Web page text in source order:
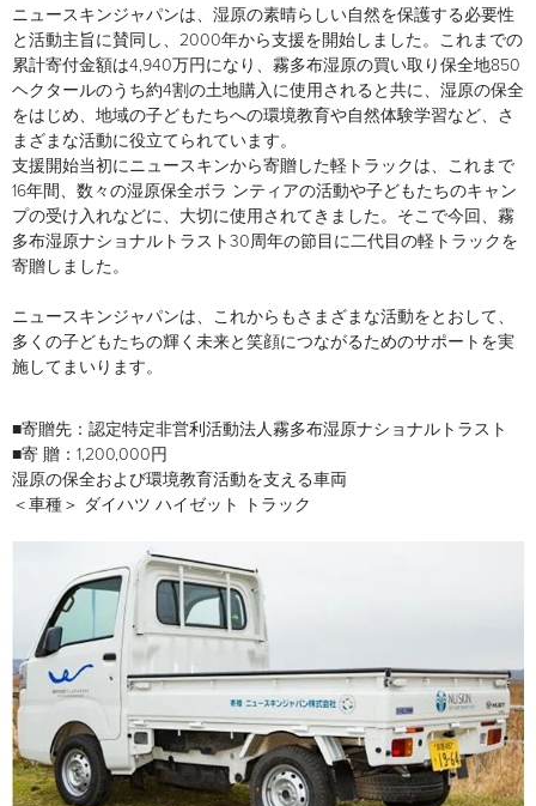
ニュースキンジャパンは、湿原の素晴らしい自然を保護する必要性
と活動主旨に賛同し、2000年から支援を開始しました。これまでの
累計寄付金額は4,940万円になり、霧多布湿原の買い取り保全地850
ヘクタールのうち約4割の土地購入に使用されると共に、湿原の保全
をはじめ、地域の子どもたちへの環境教育や自然体験学習など、さ
まざまな活動に役立てられています。
支援開始当初にニュースキンから寄贈した軽トラックは、これまで
16年間、数々の湿原保全ボラ ンティアの活動や子どもたちのキャン
プの受け入れなどに、大切に使用されてきました。そこで今回、霧
多布湿原ナショナルトラスト30周年の節目に二代目の軽トラックを
寄贈しました。
ニュースキンジャパンは、これからもさまざまな活動をとおして、
多くの子どもたちの輝く未来と笑顔につながるためのサポートを実
施してまいります。
■寄贈先：認定特定非営利活動法人霧多布湿原ナショナルトラスト
■寄 贈：1,200,000円
湿原の保全および環境教育活動を支える車両
＜車種＞ ダイハツ ハイゼット トラック